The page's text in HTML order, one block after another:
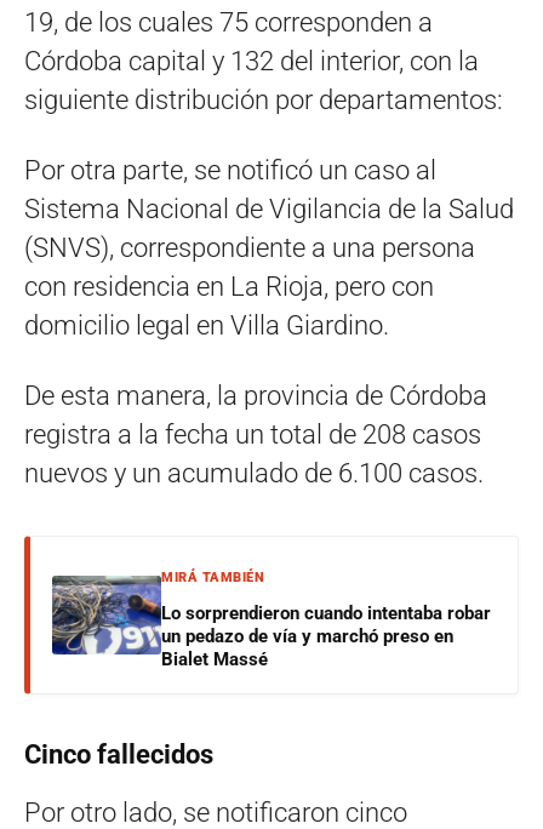
19, de los cuales 75 corresponden a
Córdoba capital y 132 del interior, con la
siguiente distribución por departamentos:
Por otra parte, se notificó un caso al
Sistema Nacional de Vigilancia de la Salud
(SNVS), correspondiente a una persona
con residencia en La Rioja, pero con
domicilio legal en Villa Giardino.
De esta manera, la provincia de Córdoba
registra a la fecha un total de 208 casos
nuevos y un acumulado de 6.100 casos.
MIRÁ TAMBIÉN
Lo sorprendieron cuando intentaba robar
un pedazo de vía y marchó preso en
Bialet Massé
Cinco fallecidos
Por otro lado, se notificaron cinco